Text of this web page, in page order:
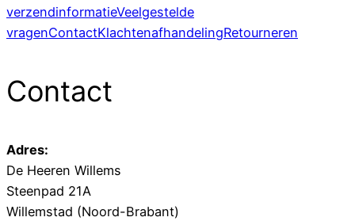
verzendinformatieVeelgestelde
vragenContactKlachtenafhandelingRetourneren
Contact
Adres:
De Heeren Willems
Steenpad 21A
Willemstad (Noord-Brabant)